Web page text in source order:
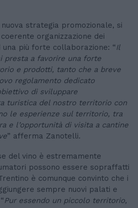
strategia promozionale, si
organizzazione dei
più forte collaborazione: “Il
presta a favorire una forte
e prodotti, tanto che a breve
regolamento dedicato
di sviluppare
turistica del nostro territorio con
le esperienze sul territorio, tra
e l’opportunità di visita a cantine
” afferma Zanotelli.
del vino è estremamente
possono essere sopraffatti
è comunque convinto che i
sempre nuovi palati e
Pur essendo un piccolo territorio,